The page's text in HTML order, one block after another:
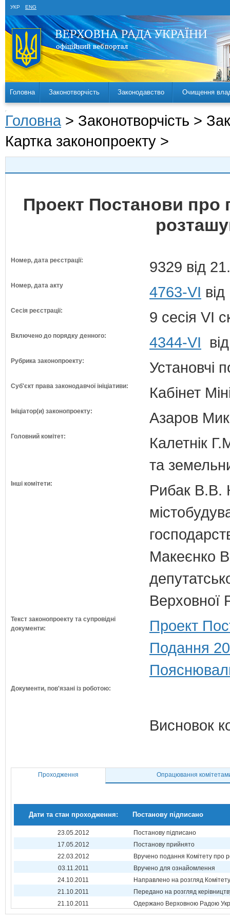
УКР ENG
Головна Законотворчість Законодавство Очищення
Головна > Законотворчість >
Картка законопроекту >
Проект Постанови про
Номер, дата реєстрації: 9329 від
Номер, дата акту 4763-VI
Сесія реєстрації: 9 сесія VI
Включено до порядку денного: 4344-VI
Рубрика законопроекту: Установчі
Суб'єкт права законодавчої ініціативи: Кабінет
Ініціатор(и) законопроекту: Азаров
Головний комітет:
Калетнік
та
Інші комітети:
Рибак В.В.
Макеєнко
Верховної
Текст законопроекту та супровідні
документи:
Проект
Подання
Документи, пов'язані із роботою:
Висновок
Проходження Опрацювання
Дати та стан проходження: Постанову підписано
23.05.2012
Постанову підписано
17.05.2012
Постанову прийнято
22.03.2012
Вручено подання Комітету про
03.11.2011
Вручено для ознайомлення
24.10.2011
Направлено на розгляд Комітету
21.10.2011
Передано на розгляд
21.10.2011
Одержано Верховною Радою